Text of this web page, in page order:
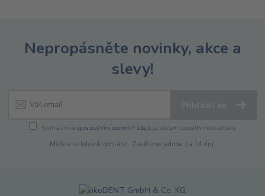
Nepropásněte novinky, akce a
slevy!
Souhlasím se zpracováním osobních údajůza účelem rozesílky newsletteru.
Můžete se kdykoli odhlásit. Zasíláme jednou za 14 dní.